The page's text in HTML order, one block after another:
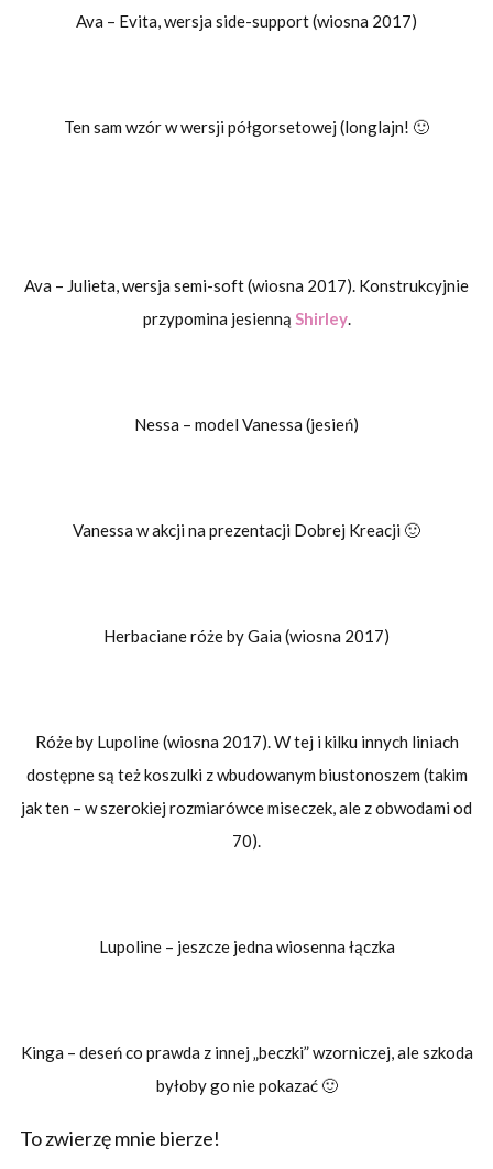
Ava – Evita, wersja side-support (wiosna 2017)
Ten sam wzór w wersji półgorsetowej (longlajn! 🙂
Ava – Julieta, wersja semi-soft (wiosna 2017). Konstrukcyjnie
przypomina jesienną Shirley.
Nessa – model Vanessa (jesień)
Vanessa w akcji na prezentacji Dobrej Kreacji 🙂
Herbaciane róże by Gaia (wiosna 2017)
Róże by Lupoline (wiosna 2017). W tej i kilku innych liniach
dostępne są też koszulki z wbudowanym biustonoszem (takim
jak ten – w szerokiej rozmiarówce miseczek, ale z obwodami od
70).
Lupoline – jeszcze jedna wiosenna łączka
Kinga – deseń co prawda z innej „beczki” wzorniczej, ale szkoda
byłoby go nie pokazać 🙂
To zwierzę mnie bierze!